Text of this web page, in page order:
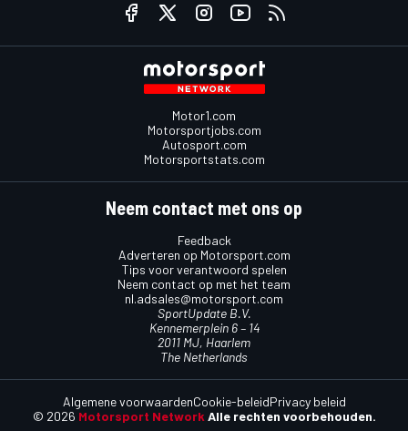
Motor1.com
Motorsportjobs.com
Autosport.com
Motorsportstats.com
Neem contact met ons op
Feedback
Adverteren op Motorsport.com
Tips voor verantwoord spelen
Neem contact op met het team
nl.adsales@motorsport.com
SportUpdate B.V.
Kennemerplein 6 – 14
2011 MJ, Haarlem
The Netherlands
© 2026 Motorsport Network Alle rechten voorbehouden.
Algemene voorwaardenCookie-beleidPrivacy beleid